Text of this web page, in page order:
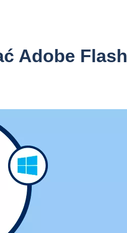
Adobe Flash